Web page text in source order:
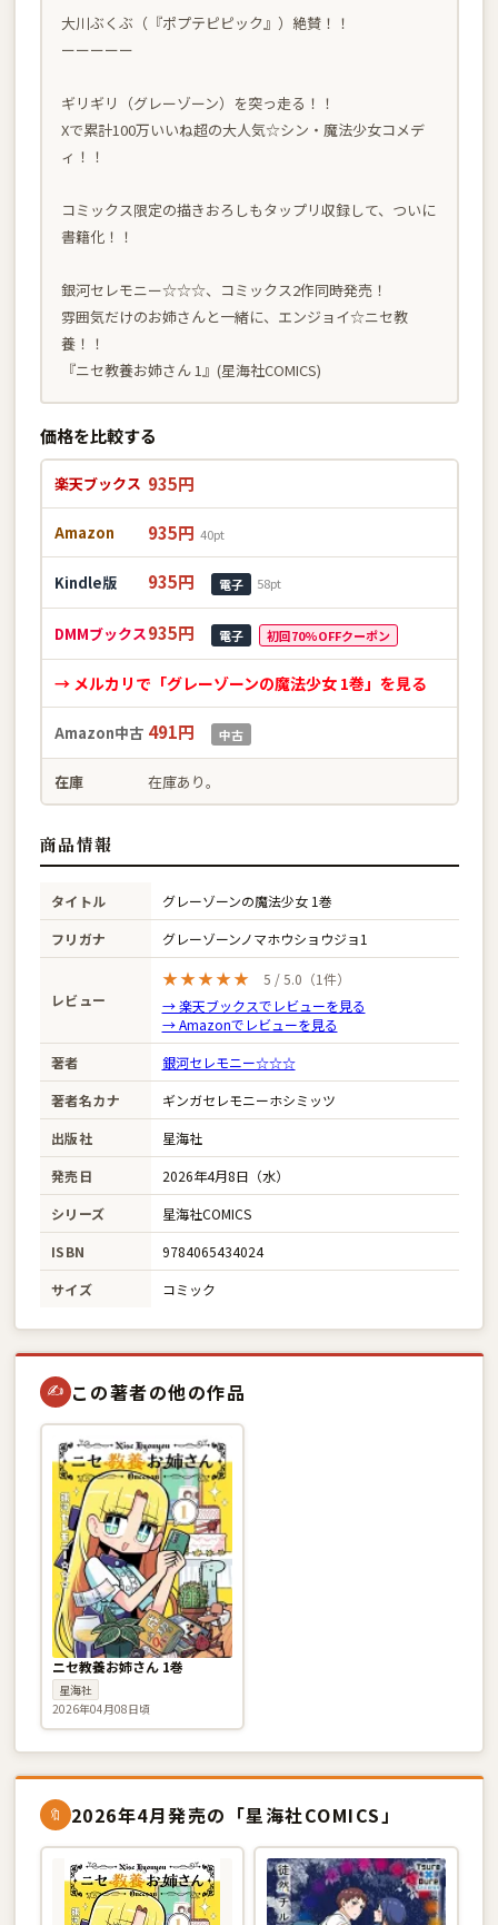
大川ぶくぶ（『ポプテピピック』）絶賛！！
ーーーーー
ギリギリ（グレーゾーン）を突っ走る！！
Xで累計100万いいね超の大人気☆シン・魔法少女コメデ
ィ！！
コミックス限定の描きおろしもタップリ収録して、ついに
書籍化！！
銀河セレモニー☆☆☆、コミックス2作同時発売！
雰囲気だけのお姉さんと一緒に、エンジョイ☆ニセ教
養！！
『ニセ教養お姉さん 1』(星海社COMICS)
価格を比較する
楽天ブックス 935円
Amazon 935円 40pt
Kindle版 935円 電子 58pt
DMMブックス935円 電子 初回70%OFFクーポン
→ メルカリで「グレーゾーンの魔法少女 1巻」を見る
Amazon中古 491円 中古
在庫 在庫あり。
商品情報
タイトル
グレーゾーンの魔法少女 1巻
フリガナ
グレーゾーンノマホウショウジョ1
レビュー
★★★★★
5 / 5.0（1件）
→ 楽天ブックスでレビューを見る
→ Amazonでレビューを見る
著者
銀河セレモニー☆☆☆
著者名カナ
ギンガセレモニーホシミッツ
出版社
星海社
発売日
2026年4月8日（水）
シリーズ
星海社COMICS
ISBN
9784065434024
サイズ
コミック
✍ この著者の他の作品
ニセ教養お姉さん 1巻
星海社
2026年04月08日頃
🔖 2026年4月発売の「星海社COMICS」